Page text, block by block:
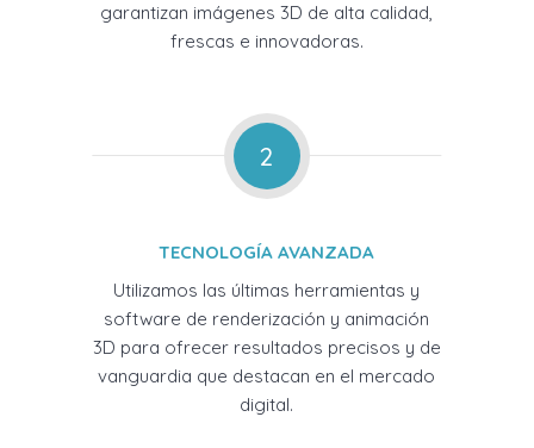
garantizan imágenes 3D de alta calidad,
frescas e innovadoras.
2
TECNOLOGÍA AVANZADA
Utilizamos las últimas herramientas y
software de renderización y animación
3D para ofrecer resultados precisos y de
vanguardia que destacan en el mercado
digital.